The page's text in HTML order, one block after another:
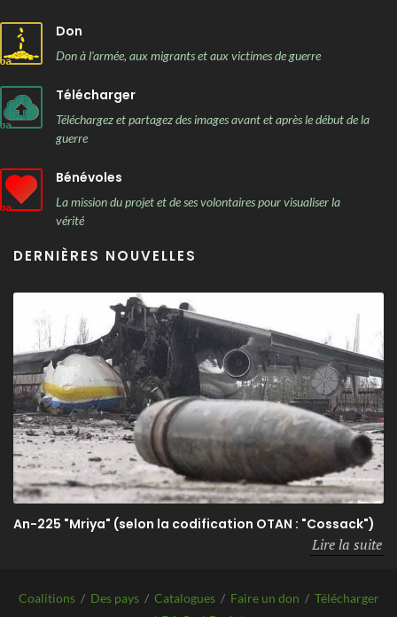
Don
Don à l'armée, aux migrants et aux victimes de guerre
Télécharger
Téléchargez et partagez des images avant et après le début de la
guerre
Bénévoles
La mission du projet et de ses volontaires pour visualiser la
vérité
DERNIÈRES NOUVELLES
An-225 "Mriya" (selon la codification OTAN : "Cossack")
Lire la suite
Coalitions / Des pays / Catalogues / Faire un don / Télécharger